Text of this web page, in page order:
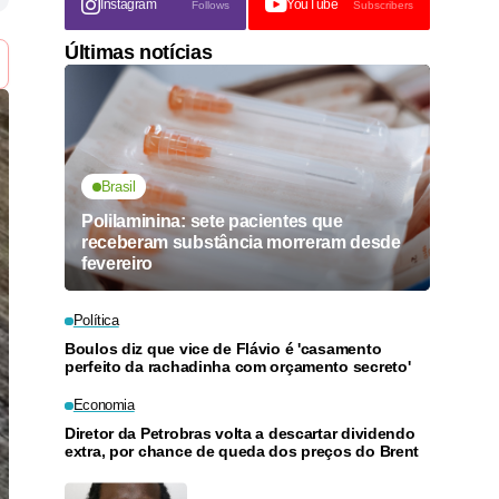
Instagram Follows YouTube Subscribers
Últimas notícias
Brasil
Polilaminina: sete pacientes que
receberam substância morreram desde
fevereiro
Política
Boulos diz que vice de Flávio é 'casamento
perfeito da rachadinha com orçamento secreto'
Economia
Diretor da Petrobras volta a descartar dividendo
extra, por chance de queda dos preços do Brent